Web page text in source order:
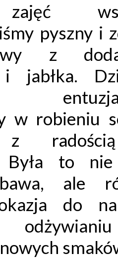
pyszny i
z
i jabłka.
w robieniu
z
Była to
ale
okazja do